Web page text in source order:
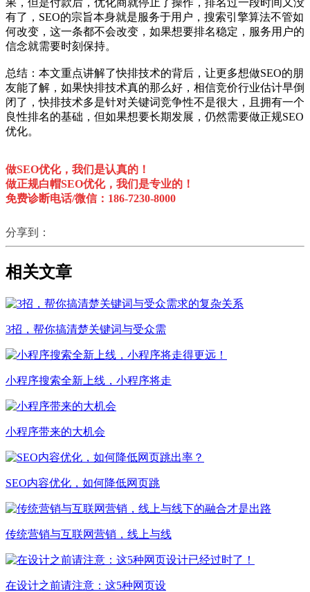
有了，SEO的宗旨本身就是服务于用户，搜索引擎算法不管如
何改变，这一条都不会改变，如果想要排名稳定，服务用户的
信念就需要时刻保持。
总结：本文重点讲解了快排技术的背后，让更多想做SEO的朋
友能了解，如果快排技术真的那么好，相信竞价行业估计早倒
闭了，快排技术多是针对关键词竞争性不是很大，且拥有一个
良性排名的基础，但如果想要长期发展，仍然需要做正规SEO
优化。
做SEO优化，我们是认真的！
做正规白帽SEO优化，我们是专业的！
免费诊断电话/微信： 186-7230-8000
分享到：
相关文章
3招，帮你搞清楚关键词与受众需
小程序搜索全新上线，小程序将走
小程序带来的大机会
SEO内容优化，如何降低网页跳
传统营销与互联网营销，线上与线
在设计之前请注意：这5种网页设